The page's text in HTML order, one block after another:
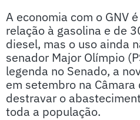
A economia com o GNV
relação à gasolina e de
diesel, mas o uso ainda
senador Major Olímpio
legenda no Senado, a
em setembro na
destravar o
toda a população.